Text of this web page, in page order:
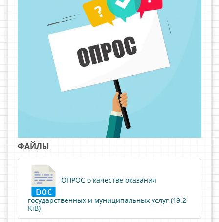
ФАЙЛЫ
ОПРОС о качестве оказания
государственных и муниципальных услуг (19.2
KiB)